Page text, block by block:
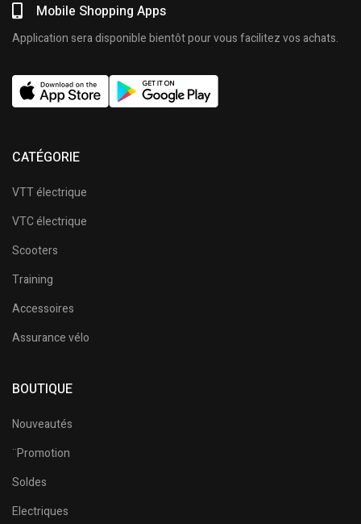
Mobile Shopping Apps
Application sera disponible bientôt pour vous facilitez vos achats.
CATÉGORIE
VTT électrique
VTC électrique
Scooters
Training
Accessoires
Assurance vélo
BOUTIQUE
Nouveautés
¨Promotion
Soldes
Electriques